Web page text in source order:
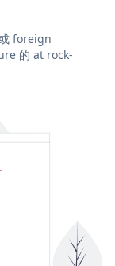
foreign
的 at rock-